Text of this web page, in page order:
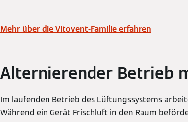
Mehr über die Vitovent-Familie erfahren
Alternierender Betrieb
Im laufenden Betrieb des Lüftungssystems
Während ein Gerät Frischluft in den Raum